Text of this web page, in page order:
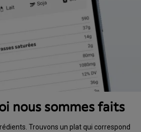
nous sommes faits
Trouvons un plat qui correspond